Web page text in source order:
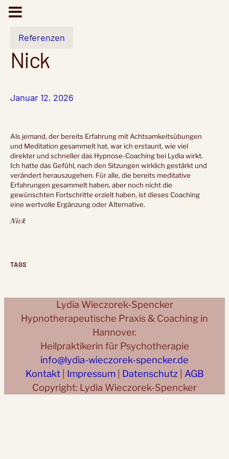
Zum
InhaltReferenzen
Nick
Januar 12, 2026
Als jemand, der bereits Erfahrung mit Achtsamkeitsübungen
und Meditation gesammelt hat, war ich erstaunt, wie viel
direkter und schneller das Hypnose-Coaching bei Lydia wirkt.
Ich hatte das Gefühl, nach den Sitzungen wirklich gestärkt und
verändert herauszugehen. Für alle, die bereits meditative
Erfahrungen gesammelt haben, aber noch nicht die
gewünschten Fortschritte erzielt haben, ist dieses Coaching
eine wertvolle Ergänzung oder Alternative.
Nick
TAGS
Lydia Wieczorek-Spencker
Hypnotherapeutische Praxis & Coaching in
Hannover.
Heilpraktikerin für Psychotherapie
info@lydia-wieczorek-spencker.de
Kontakt| Impressum| Datenschutz
AGB
Copyright: Lydia Wieczorek-Spencker